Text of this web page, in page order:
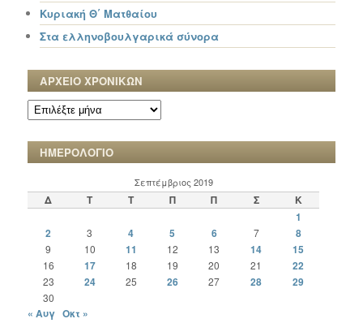
Κυριακή Θ΄ Ματθαίου
Στα ελληνοβουλγαρικά σύνορα
ΑΡΧΕΙΟ ΧΡΟΝΙΚΩΝ
ΑΡΧΕΙΟ
ΧΡΟΝΙΚΩΝ
ΗΜΕΡΟΛΟΓΙΟ
Σεπτέμβριος 2019
Δ Τ Τ Π Π Σ
Κ
1
2
3 4 5 6 7 8
9 10 11 12 13 14 15
16 17 18 19 20 21 22
23 24 25 26 27 28 29
30
« Αυγ Οκτ »